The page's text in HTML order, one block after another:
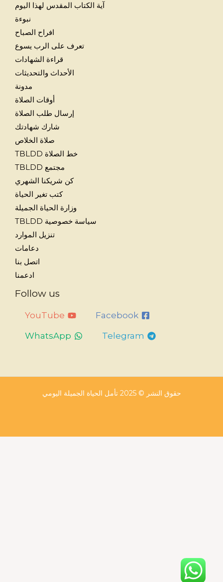
آية الكتاب المقدس لهذا اليوم
نبوءة
افراح الصباح
تعرف على الرب يسوع
قراءة الشهادات
الأحداث والتحديثات
مدونة
أوقات الصلاة
إرسال طلب الصلاة
شارك شهادتك
صلاة الخلاص
خط الصلاة TBLDD
مجتمع TBLDD
كن شريكنا الشهري
كتب تغير الحياة
وزارة الحياة الجميلة
سياسة خصوصية TBLDD
تنزيل الموارد
دعامات
اتصل بنا
ادعمنا
Follow us
Facebook
YouTube
Telegram
WhatsApp
حقوق النشر © 2025 تأمل الحياة الجميلة اليومي